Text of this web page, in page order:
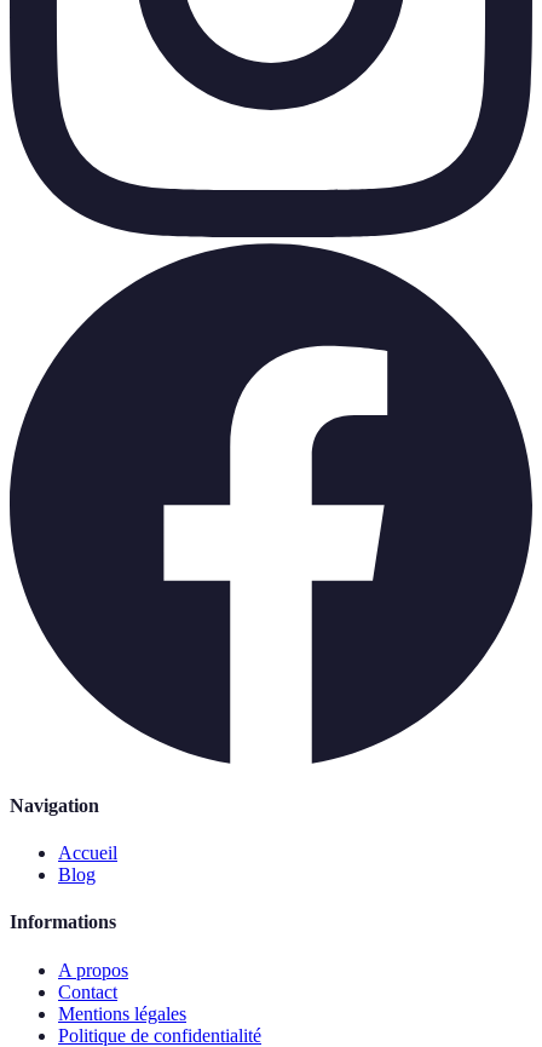
Navigation
Accueil
Blog
Informations
A propos
Contact
Mentions légales
Politique de confidentialité